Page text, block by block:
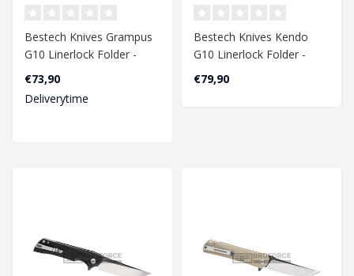
Bestech Knives Grampus
G10 Linerlock Folder -
Beige
€73,90
Deliverytime
Bestech Knives Kendo
G10 Linerlock Folder -
Green
€79,90